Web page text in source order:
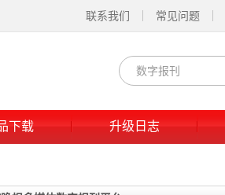
常见问题
联系我们
下载 升级日志